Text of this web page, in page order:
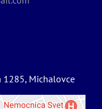
1285, Michalovce